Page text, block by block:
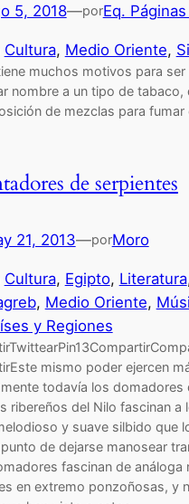
5, 2018—porEq.
Cultura, Medio Oriente,
muchos motivos para ser
nombre a un tipo de tabaco,
de mezclas para fumar
de serpientes
21, 2013—porMoro
Cultura, Egipto, Literatura
, Medio Oriente,
y Regiones
mismo poder ejercen
todavía los domadores
ribereños del Nilo fascinan a
y suave silbido que
de dejarse manosear
fascinan de análoga
en extremo ponzoñosas, y